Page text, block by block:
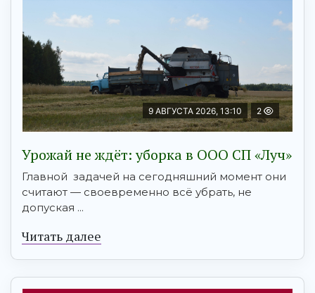
9 АВГУСТА 2026, 13:10 2
Урожай не ждёт: уборка в ООО СП «Луч»
Главной задачей на сегодняшний момент они
считают — своевременно всё убрать, не
допуская ...
Читать далее